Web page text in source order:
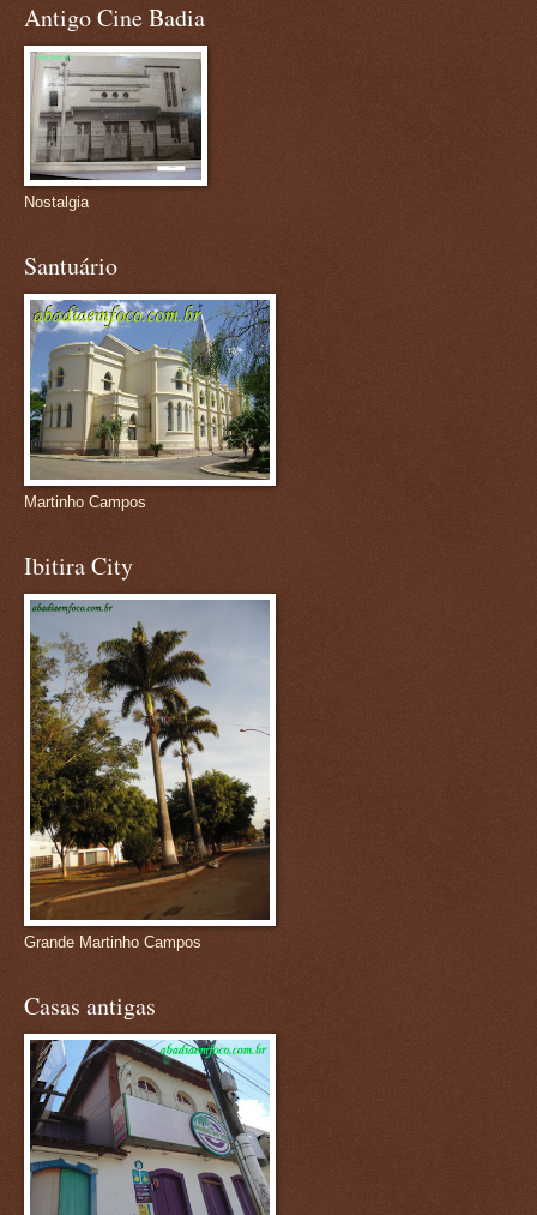
Antigo Cine Badia
Nostalgia
Santuário
Martinho Campos
Ibitira City
Grande Martinho Campos
Casas antigas